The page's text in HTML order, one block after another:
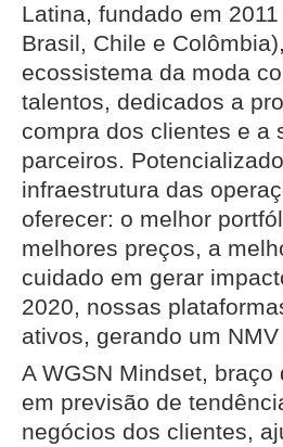
Latina, fundado em
Brasil, Chile e
ecossistema da moda
talentos, dedicados a
compra dos clientes e a
parceiros.
infraestrutura das
oferecer: o melhor
melhores preços, a
cuidado em gerar
2020, nossas
ativos, gerando um
A WGSN Mindset,
em previsão de
negócios dos clientes,